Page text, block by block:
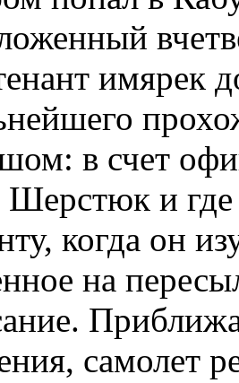
имярек
в счет
Шерстюк и
когда он
на
самолет